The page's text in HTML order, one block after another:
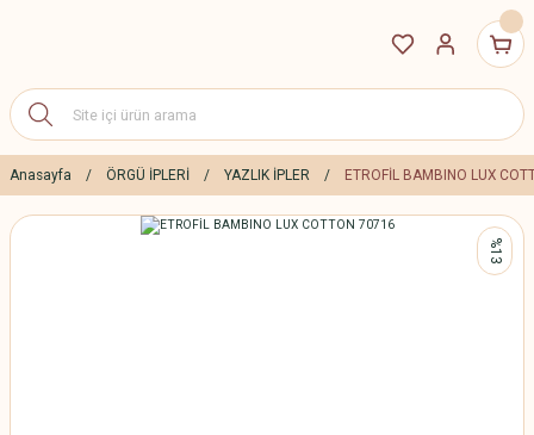
Anasayfa ÖRGÜ İPLERİ YAZLIK İPLER ETROFİL BAMBINO LUX
%13